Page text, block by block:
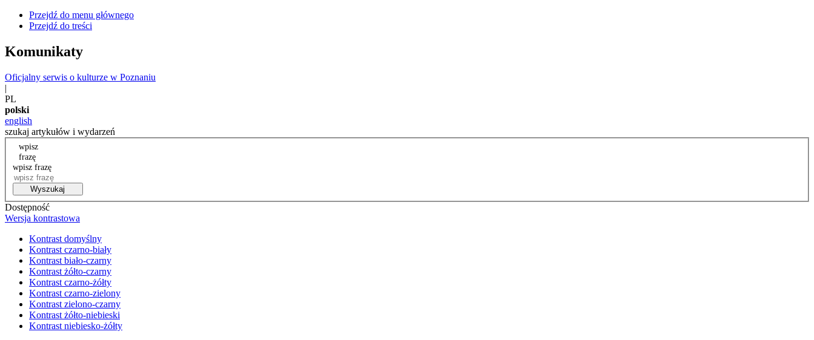
Przejdź do menu głównego
Przejdź do treści
Komunikaty
Oficjalny serwis o kulturze w Poznaniu
|
PL
polski
english
szukaj artykułów i wydarzeń
wpisz
frazę
wpisz frazę
Wyszukaj
Dostępność
Wersja kontrastowa
Kontrast domyślny
Kontrast czarno-biały
Kontrast biało-czarny
Kontrast żółto-czarny
Kontrast czarno-żółty
Kontrast czarno-zielony
Kontrast zielono-czarny
Kontrast żółto-niebieski
Kontrast niebiesko-żółty